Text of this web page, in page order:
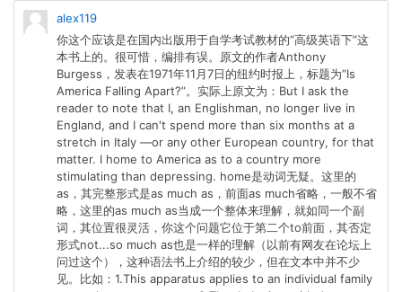
alex119
你这个应该是在国内出版用于自学考试教材的“高级英语下”这
本书上的。很可惜，编排有误。原文的作者Anthony
Burgess，发表在1971年11月7日的纽约时报上，标题为“Is
America Falling Apart?”。实际上原文为：But I ask the
reader to note that I, an Englishman, no longer live in
England, and I can't spend more than six months at a
stretch in Italy —or any other European country, for that
matter. I home to America as to a country more
stimulating than depressing. home是动词无疑。这里的
as，其完整形式是as much as，前面as much省略，一般不省
略，这里的as much as当成一个整体来理解，就如同一个副
词，其位置很灵活，你这个问题它位于第二个to前面，其否定
形式not...so much as也是一样的理解（以前有网友在论坛上
问过这个），这种语法书上介绍的较少，但在文本中并不少
见。比如：1.This apparatus applies to an individual family